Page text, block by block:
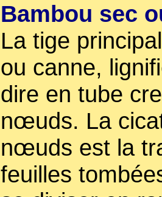
Bambou sec
La tige
ou canne,
dire en tube
nœuds. La
nœuds est la
feuilles